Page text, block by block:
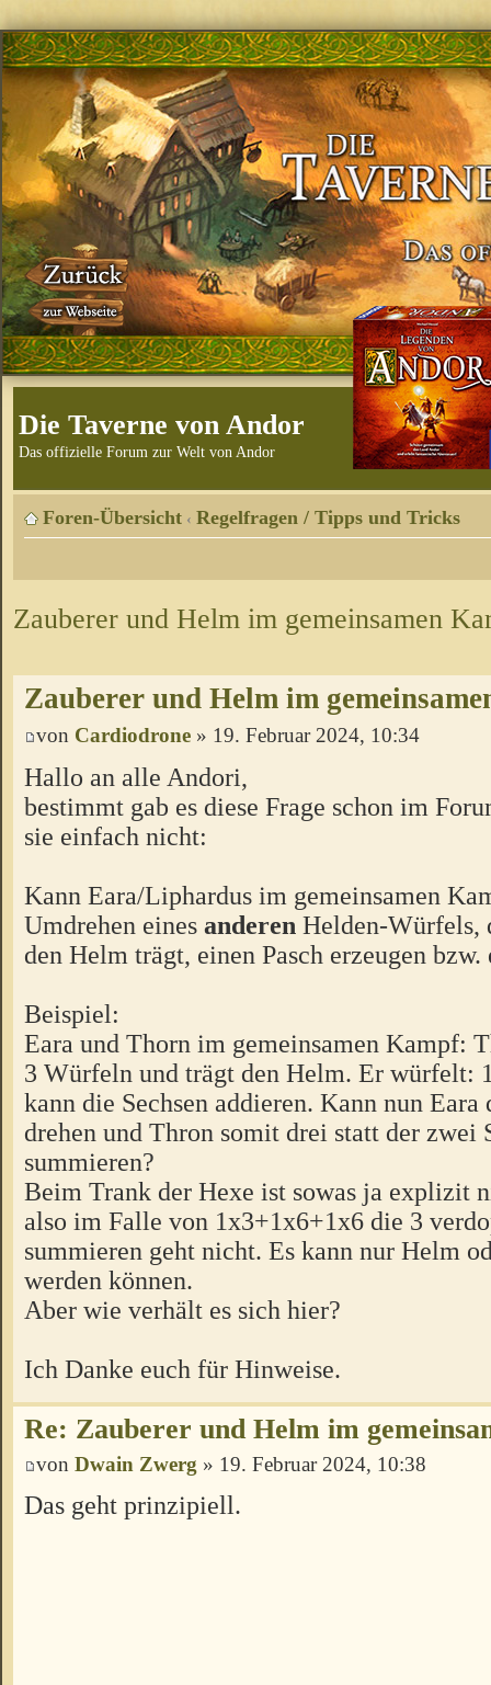
Die Taverne von Andor
Das offizielle Forum zur Welt von Andor
Foren-Übersicht ‹ Regelfragen / Tipps und Tricks
Zauberer und Helm im gemeinsamen
Zauberer und Helm im
von Cardiodrone » 19. Februar 2024, 10:34
Hallo an alle Andori,
bestimmt gab es diese Frage schon im
sie einfach nicht:
Kann Eara/Liphardus im gemeinsamen
Umdrehen eines anderen Helden-Würfels,
den Helm trägt, einen Pasch erzeugen bzw.
Beispiel:
Eara und Thorn im gemeinsamen Kampf:
3 Würfeln und trägt den Helm. Er würfelt:
kann die Sechsen addieren. Kann nun
drehen und Thron somit drei statt der zwei
summieren?
Beim Trank der Hexe ist sowas ja explizit
also im Falle von 1x3+1x6+1x6 die 3
summieren geht nicht. Es kann nur Helm
werden können.
Aber wie verhält es sich hier?
Ich Danke euch für Hinweise.
Re: Zauberer und Helm im
von Dwain Zwerg » 19. Februar 2024, 10:38
Das geht prinzipiell.